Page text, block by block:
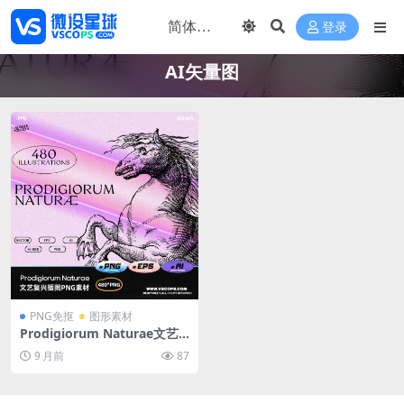
登录
AI矢量图
PNG免抠 图形素材
Prodigiorum Naturae文艺
复兴插图集 480幅木刻风格自
然图谱数字PNG素材库
9 月前 87